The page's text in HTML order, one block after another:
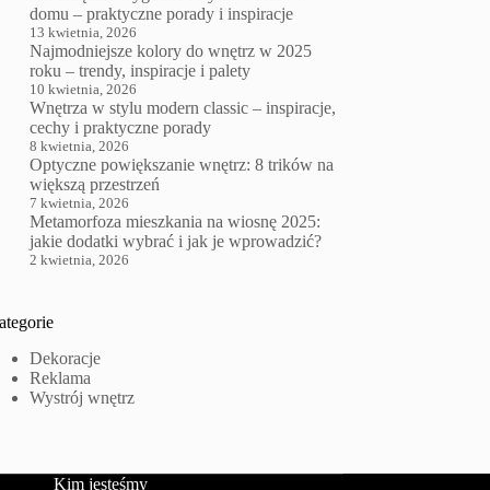
domu – praktyczne porady i inspiracje
13 kwietnia, 2026
Najmodniejsze kolory do wnętrz w 2025
roku – trendy, inspiracje i palety
10 kwietnia, 2026
Wnętrza w stylu modern classic – inspiracje,
cechy i praktyczne porady
8 kwietnia, 2026
Optyczne powiększanie wnętrz: 8 trików na
większą przestrzeń
7 kwietnia, 2026
Metamorfoza mieszkania na wiosnę 2025:
jakie dodatki wybrać i jak je wprowadzić?
2 kwietnia, 2026
Dekoracje
Reklama
Wystrój wnętrz
Kim jesteśmy